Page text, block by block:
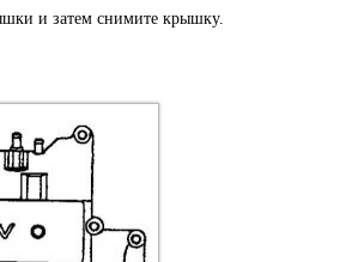
и затем снимите крышку.